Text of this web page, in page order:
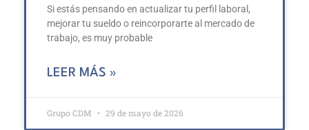
Si estás pensando en actualizar tu perfil laboral,
mejorar tu sueldo o reincorporarte al mercado de
trabajo, es muy probable
LEER MÁS »
Grupo CDM 29 de mayo de 2026